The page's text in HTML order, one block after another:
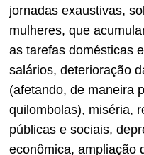
jornadas exaustivas,
mulheres, que
as tarefas domésticas
salários, deterioração
(afetando, de maneira
quilombolas), miséria,
públicas e sociais,
econômica, ampliação